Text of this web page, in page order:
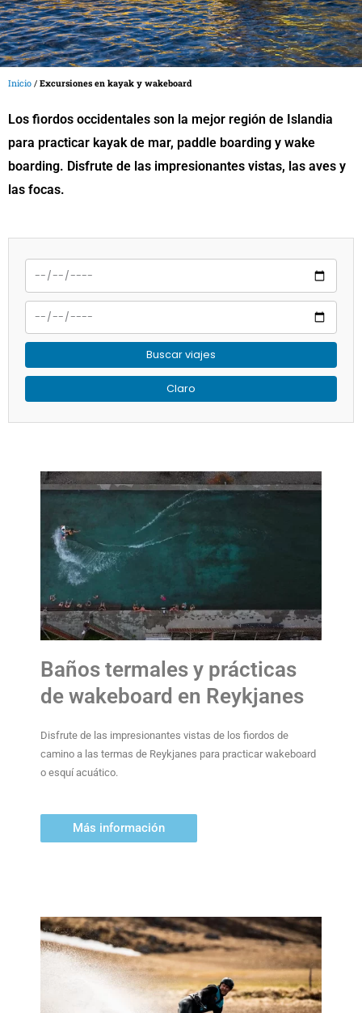
Inicio / Excursiones en kayak y wakeboard
Los fiordos occidentales son la mejor región de Islandia
para practicar kayak de mar, paddle boarding y wake
boarding. Disfrute de las impresionantes vistas, las aves y
las focas.
Baños termales y prácticas
de wakeboard en Reykjanes
Disfrute de las impresionantes vistas de los fiordos de
camino a las termas de Reykjanes para practicar wakeboard
o esquí acuático.
Más información